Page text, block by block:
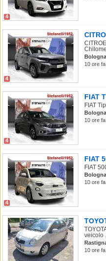
4
4
Bologna
10 ore
4
FIAT
FIAT
Bologna
10 ore
4
FIAT
FIAT
Bologna
10 ore
veicolo
10 ore